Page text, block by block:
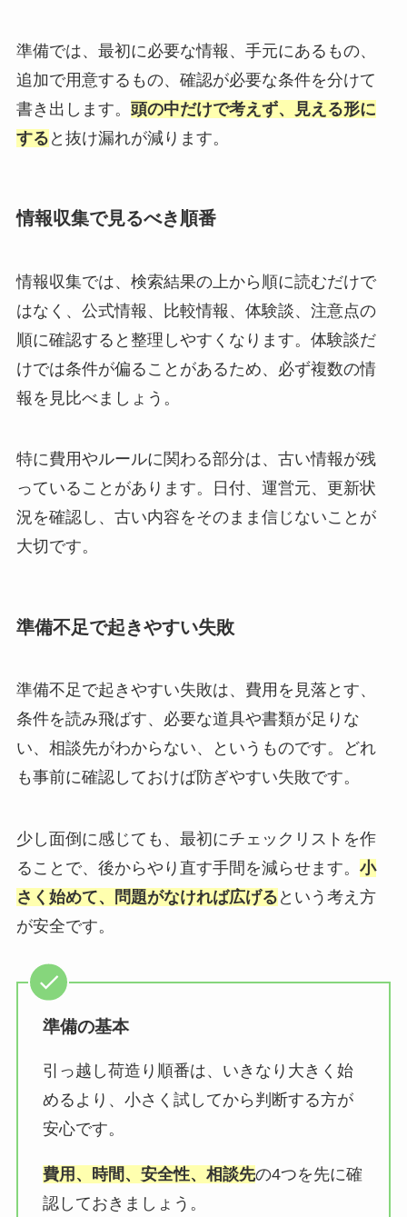
準備では、最初に必要な情報、手元にあるもの、
追加で用意するもの、確認が必要な条件を分けて
書き出します。 頭の中だけで考えず、見える形に
する と抜け漏れが減ります。
情報収集で見るべき順番
情報収集では、検索結果の上から順に読むだけで
はなく、公式情報、比較情報、体験談、注意点の
順に確認すると整理しやすくなります。体験談だ
けでは条件が偏ることがあるため、必ず複数の情
報を見比べましょう。
特に費用やルールに関わる部分は、古い情報が残
っていることがあります。日付、運営元、更新状
況を確認し、古い内容をそのまま信じないことが
大切です。
準備不足で起きやすい失敗
準備不足で起きやすい失敗は、費用を見落とす、
条件を読み飛ばす、必要な道具や書類が足りな
い、相談先がわからない、というものです。どれ
も事前に確認しておけば防ぎやすい失敗です。
少し面倒に感じても、最初にチェックリストを作
ることで、後からやり直す手間を減らせます。 小
さく始めて、問題がなければ広げる という考え方
が安全です。
準備の基本
引っ越し荷造り順番は、いきなり大きく始
めるより、小さく試してから判断する方が
安心です。
費用、時間、安全性、相談先の4つを先に確
認しておきましょう。